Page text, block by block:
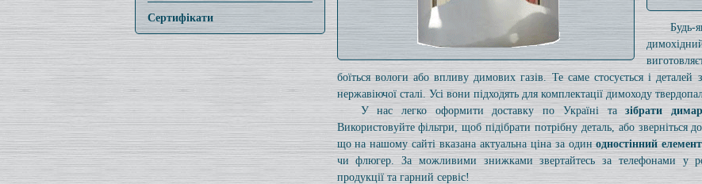
Сертифікати
боїться вологи або впливу димових газів. Те саме стосується і
нержавіючої сталі. Усі вони підходять для комплектації димоходу
У нас легко оформити доставку по Україні тазібрати
Використовуйте фільтри, щоб підібрати потрібну деталь, або
що на нашому сайті вказана актуальна ціна за одинодностінний
чи флюгер. За можливими знижками звертайтесь за телефонами у
продукції та гарний сервіс!